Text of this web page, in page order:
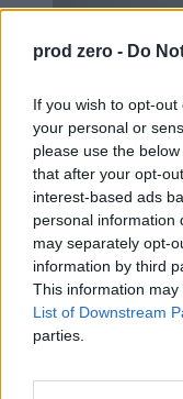
prod zero - Do
If you wish to opt-
your personal or
please use the
that after your opt-
interest-based ads
personal information
may separately opt-
information by third
This information
List of Downstream
parties.
Świrskiego.
Rzeszowska
– byłego prezesa
Polskiej Fundacji
drugiego podejrzanego,
kampanią Polskiej
Tomasz Pałasz
Dzisiaj 12:38